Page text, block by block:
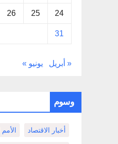
24
25
26
31
« أبريل يونيو »
وسوم
أخبار الاقتصاد